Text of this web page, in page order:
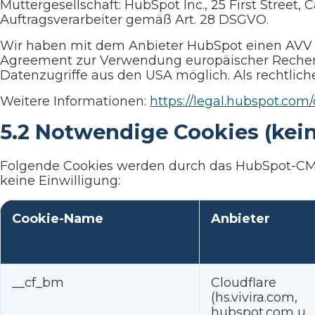
Muttergesellschaft: HubSpot Inc., 25 First Street,
Auftragsverarbeiter gemäß Art. 28 DSGVO.
Wir haben mit dem Anbieter HubSpot einen
Agreement zur Verwendung europäischer
Datenzugriffe aus den USA möglich. Als
Weitere Informationen: https://
5.2 Notwendige Cookies
Folgende Cookies werden durch das HubSpot-
keine Einwilligung:
Cookie-Name Anbieter
__cf_bm
Cloudflare
(hs.vivira.com,